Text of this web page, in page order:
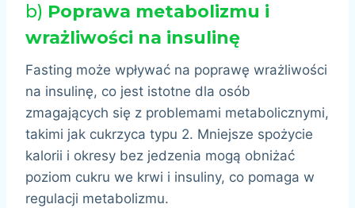
b) Poprawa metabolizmu i
wrażliwości na insulinę
Fasting może wpływać na poprawę wrażliwości
na insulinę, co jest istotne dla osób
zmagających się z problemami metabolicznymi,
takimi jak cukrzyca typu 2. Mniejsze spożycie
kalorii i okresy bez jedzenia mogą obniżać
poziom cukru we krwi i insuliny, co pomaga w
regulacji metabolizmu.